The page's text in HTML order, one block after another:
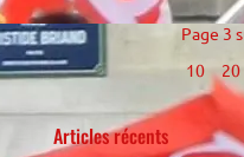
Page 3
10
20
Articles récents